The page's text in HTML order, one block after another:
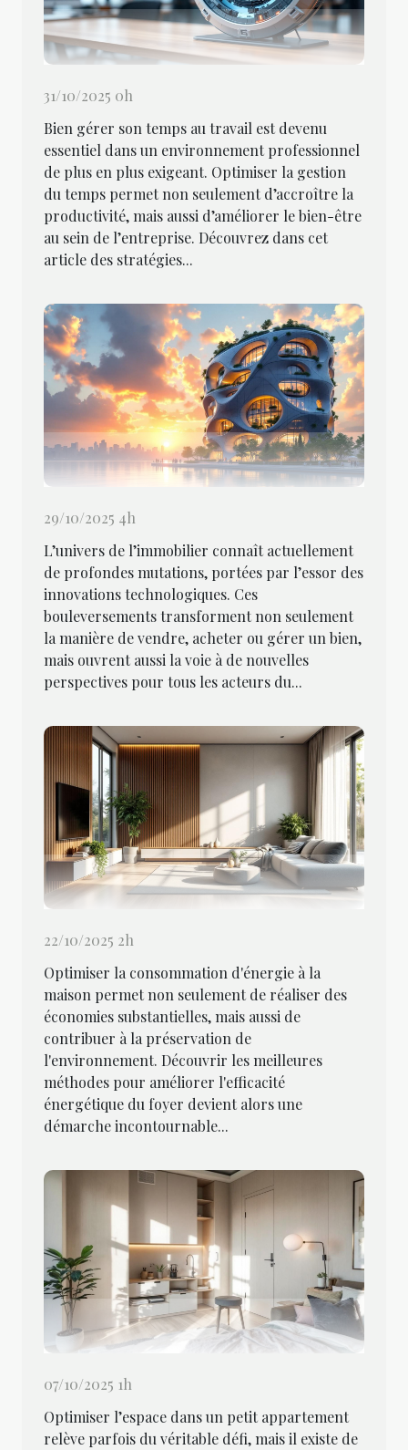
31/10/2025 0h
Bien gérer son temps au travail est devenu
essentiel dans un environnement professionnel
de plus en plus exigeant. Optimiser la gestion
du temps permet non seulement d’accroître la
productivité, mais aussi d’améliorer le bien-être
au sein de l’entreprise. Découvrez dans cet
article des stratégies...
29/10/2025 4h
L’univers de l’immobilier connaît actuellement
de profondes mutations, portées par l’essor des
innovations technologiques. Ces
bouleversements transforment non seulement
la manière de vendre, acheter ou gérer un bien,
mais ouvrent aussi la voie à de nouvelles
perspectives pour tous les acteurs du...
22/10/2025 2h
Optimiser la consommation d'énergie à la
maison permet non seulement de réaliser des
économies substantielles, mais aussi de
contribuer à la préservation de
l'environnement. Découvrir les meilleures
méthodes pour améliorer l'efficacité
énergétique du foyer devient alors une
démarche incontournable...
07/10/2025 1h
Optimiser l’espace dans un petit appartement
relève parfois du véritable défi, mais il existe de